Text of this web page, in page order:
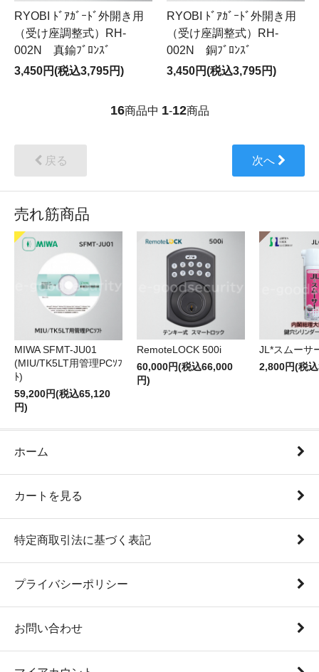
RYOBI ﾄﾞｱｶﾞｰﾄﾞ外開き用
（受け座調整式）RH-
002N 真鍮ﾌﾞﾛﾝｽﾞ
3,450円(税込3,795円)
RYOBI ﾄﾞｱｶﾞｰﾄﾞ外開き用
（受け座調整式）RH-
002N 銅ﾌﾞﾛﾝｽﾞ
3,450円(税込3,795円)
16商品中 1-12商品
戻る 次へ
売れ筋商品
MIWA SFMT-JU01
(MIU/TK5LT用管理PCｿﾌ
ﾄ)
59,200円(税込65,120
円)
RemoteLOCK 500i
60,000円(税込66,000
円)
JL*スムーサ
2,800円(税
ホーム
カートを見る
特定商取引法に基づく表記
プライバシーポリシー
お問い合わせ